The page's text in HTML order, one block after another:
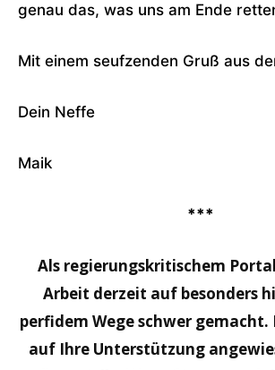
genau das, was uns am Ende
Mit einem seufzenden Gruß aus
Dein Neffe
Maik
***
Als regierungskritischem
Arbeit derzeit auf besonders
perfidem Wege schwer gemacht.
auf Ihre Unterstützung